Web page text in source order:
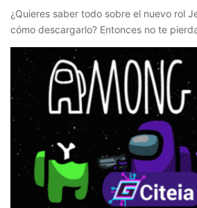
¿Quieres saber todo sobre el nuevo rol
cómo descargarlo? Entonces no te